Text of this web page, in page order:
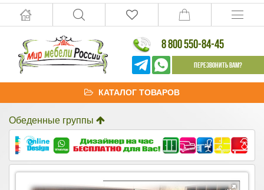
8 800 550-84-45
Перезвонить Вам?
КАТАЛОГ ТОВАРОВ
Обеденные группы